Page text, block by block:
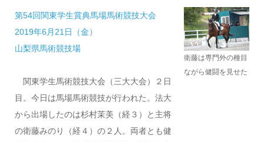
第54回関東学生賞典馬場馬術競技大会
2019年6月21日（金）
山梨県馬術競技場
関東学生馬術競技大会（三大大会）２日
目。今日は馬場馬術競技が行われた。法大
から出場したのは杉村茉美（経３）と主将
の衛藤みのり（経４）の２人。両者とも健
衛藤は専門外の種目
ながら健闘を見せた